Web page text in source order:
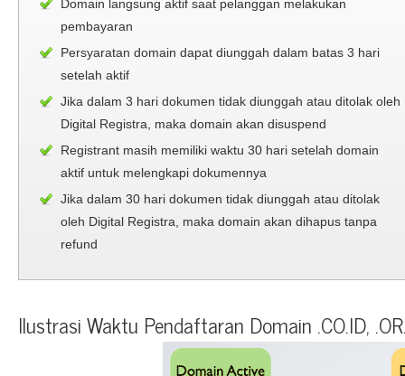
Domain langsung aktif saat pelanggan melakukan
pembayaran
Persyaratan domain dapat diunggah dalam batas 3 hari
setelah aktif
Jika dalam 3 hari dokumen tidak diunggah atau ditolak oleh
Digital Registra, maka domain akan disuspend
Registrant masih memiliki waktu 30 hari setelah domain
aktif untuk melengkapi dokumennya
Jika dalam 30 hari dokumen tidak diunggah atau ditolak
oleh Digital Registra, maka domain akan dihapus tanpa
refund
Ilustrasi Waktu Pendaftaran Domain .CO.ID,